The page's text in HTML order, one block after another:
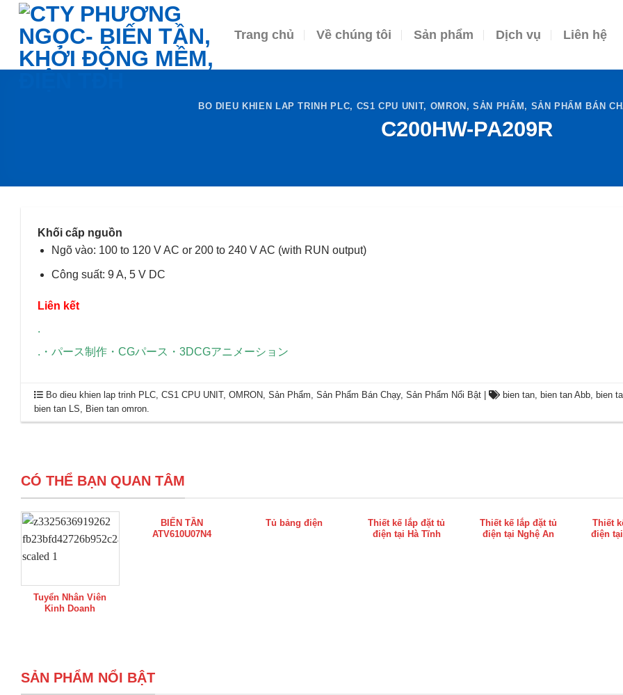
Skip
content
Trang chủ Về chúng tôi Sản phẩm Dịch vụ Liên hệ
BO DIEU KHIEN LAP TRINH PLC, CS1 CPU UNIT, OMRON ,SẢN PHẨM , SẢN PHẨM BÁN
C200HW-PA209R
Khối cấp nguồn
Ngõ vào: 100 to 120 V AC or 200 to 240 V AC (with RUN output)
Công suất: 9 A, 5 V DC
Liên kết
.
. ・ パース制作 ・ CGパース ・ 3DCGアニメーション
Bo dieu khien lap trinh PLC ,CS1 CPU UNIT,OMRON ,Sản Phẩm ,Sản Phẩm Bán Chạy,Sản Phẩm Nổi Bật | bien tan bien tan Abb bien
bien tan LS
Bien tan omron
CÓ THỂ BẠN QUAN TÂM
Tuyển Nhân Viên
Kinh Doanh
BIẾN TẦN
ATV610U07N4
Tủ bảng điện
Thiết kế lắp đặt tủ
điện tại Hà Tĩnh
Thiết kế lắp đặt tủ
điện tại Nghệ An
Thiết
điện
SẢN PHẨM NỔI BẬT